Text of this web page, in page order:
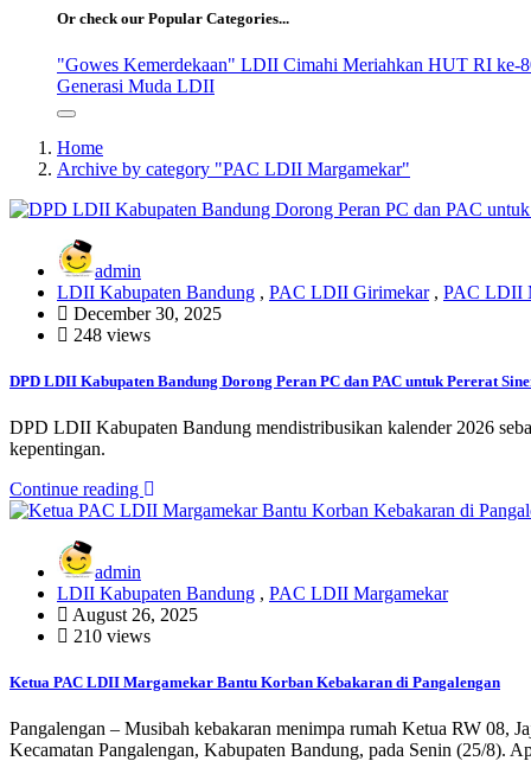
Or check our Popular Categories...
"Gowes Kemerdekaan" LDII Cimahi Meriahkan HUT RI ke-
Generasi Muda LDII
Home
Archive by category "PAC LDII Margamekar"
admin
LDII Kabupaten Bandung , PAC LDII Girimekar, PAC LDII
December 30, 2025
248 views
DPD LDII Kabupaten Bandung Dorong Peran PC dan PAC untuk Pererat
DPD LDII Kabupaten Bandung mendistribusikan kalender 2026
kepentingan.
Continue reading
admin
LDII Kabupaten Bandung , PAC LDII Margamekar
August 26, 2025
210 views
Ketua PAC LDII Margamekar Bantu Korban Kebakaran di Pangalengan
Pangalengan – Musibah kebakaran menimpa rumah Ketua RW 08,
Kecamatan Pangalengan, Kabupaten Bandung, pada Senin (25/8).